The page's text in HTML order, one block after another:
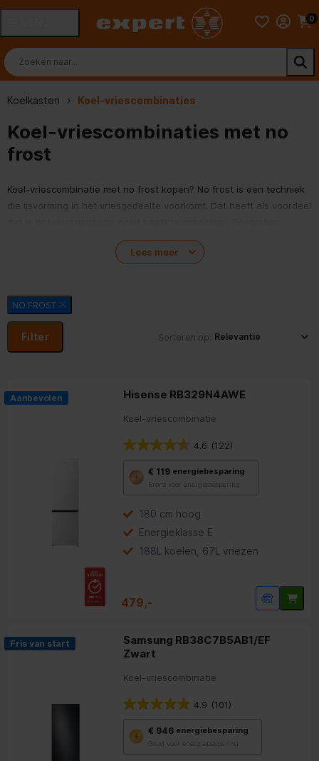
0
Koelkasten Koel-vriescombinaties
Koel-vriescombinaties met no
frost
Koel-vriescombinatie met no frost kopen? No frost is een techniek
die ijsvorming in het vriesgedeelte voorkomt. Dat heeft als voordeel
bespaar je met no frost energie. Doordat er geen ijslaagje in het
vriesgedeelte ontstaat, hoeft het apparaat minder hard te werken.
Lees meer
NO FROST
Filter Sorteren op:
Aanbevolen Hisense RB329N4AWE
Koel-vriescombinatie
4.6 (122)
€ 119 energiebesparing
Brons voor energiebesparing
deze
Youreko’s
voor
energiebesparing.
180 cm hoog
Energieklasse E
188L koelen, 67L vriezen
479,-
Fris van start
Samsung RB38C7B5AB1/EF
Zwart
Koel-vriescombinatie
4.9 (101)
€ 946 energiebesparing
Goud voor energiebesparing
deze